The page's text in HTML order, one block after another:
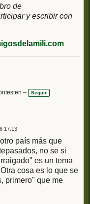
de
y escribir con
– Seguir
17:13
país más que
no se si
es un tema
cosa es lo que se
primero" que me